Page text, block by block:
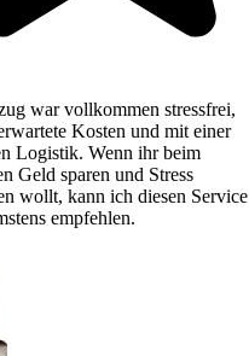
war vollkommen stressfrei,
Kosten und mit einer
Logistik. Wenn ihr beim
Geld sparen und Stress
wollt, kann ich diesen Service
empfehlen.